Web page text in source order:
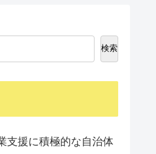
検索
支援に積極的な自治体